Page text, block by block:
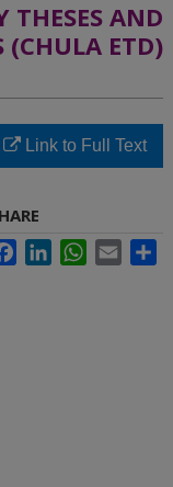
AND
(CHULA ETD)
Link to Full Text
FacebookLinkedInWhatsApp
Email